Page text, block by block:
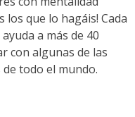
los que lo hagáis! Cada
a más de 40
con algunas de las
todo el mundo.